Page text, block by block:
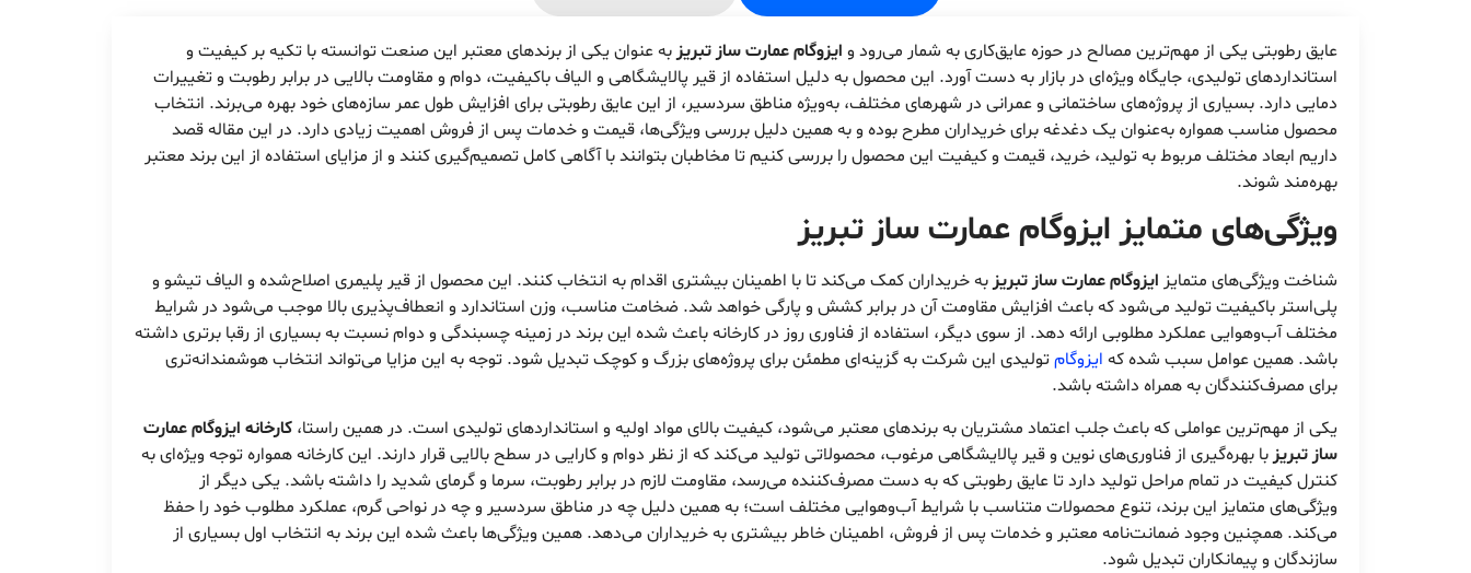
عایق رطوبتی یکی از مهم‌ترین مصالح در حوزه عایق‌کاری به شمار می‌رود و ایزوگام عمارت ساز تبریز به عنوان یکی از برندهای معتبر این صنعت توانسته با تکیه بر کیفیت و
استانداردهای تولیدی، جایگاه ویژه‌ای در بازار به دست آورد. این محصول به دلیل استفاده از قیر پالایشگاهی و الیاف باکیفیت، دوام و مقاومت بالایی در برابر رطوبت و تغییرات
دمایی دارد. بسیاری از پروژه‌های ساختمانی و عمرانی در شهرهای مختلف، به‌ویژه مناطق سردسیر، از این عایق رطوبتی برای افزایش طول عمر سازه‌های خود بهره می‌برند. انتخاب
محصول مناسب همواره به‌عنوان یک دغدغه برای خریداران مطرح بوده و به همین دلیل بررسی ویژگی‌ها، قیمت و خدمات پس از فروش اهمیت زیادی دارد. در این مقاله قصد
داریم ابعاد مختلف مربوط به تولید، خرید، قیمت و کیفیت این محصول را بررسی کنیم تا مخاطبان بتوانند با آگاهی کامل تصمیم‌گیری کنند و از مزایای استفاده از این برند معتبر
بهره‌مند شوند.
ویژگی‌های متمایز ایزوگام عمارت ساز تبریز
شناخت ویژگی‌های متمایز ایزوگام عمارت ساز تبریز به خریداران کمک می‌کند تا با اطمینان بیشتری اقدام به انتخاب کنند. این محصول از قیر پلیمری اصلاح‌شده و الیاف تیشو و
پلی‌استر باکیفیت تولید می‌شود که باعث افزایش مقاومت آن در برابر کشش و پارگی خواهد شد. ضخامت مناسب، وزن استاندارد و انعطاف‌پذیری بالا موجب می‌شود در شرایط
مختلف آب‌وهوایی عملکرد مطلوبی ارائه دهد. از سوی دیگر، استفاده از فناوری روز در کارخانه باعث شده این برند در زمینه چسبندگی و دوام نسبت به بسیاری از رقبا برتری داشته
باشد. همین عوامل سبب شده که ایزوگامتولیدی این شرکت به گزینه‌ای مطمئن برای پروژه‌های بزرگ و کوچک تبدیل شود. توجه به این مزایا می‌تواند انتخاب هوشمندانه‌تری
برای مصرف‌کنندگان به همراه داشته باشد.
یکی از مهم‌ترین عواملی که باعث جلب اعتماد مشتریان به برندهای معتبر می‌شود، کیفیت بالای مواد اولیه و استانداردهای تولیدی است. در همین راستا، کارخانه ایزوگام عمارت
ساز تبریز با بهره‌گیری از فناوری‌های نوین و قیر پالایشگاهی مرغوب، محصولاتی تولید می‌کند که از نظر دوام و کارایی در سطح بالایی قرار دارند. این کارخانه همواره توجه ویژه‌ای به
کنترل کیفیت در تمام مراحل تولید دارد تا عایق رطوبتی که به دست مصرف‌کننده می‌رسد، مقاومت لازم در برابر رطوبت، سرما و گرمای شدید را داشته باشد. یکی دیگر از
ویژگی‌های متمایز این برند، تنوع محصولات متناسب با شرایط آب‌وهوایی مختلف است؛ به همین دلیل چه در مناطق سردسیر و چه در نواحی گرم، عملکرد مطلوب خود را حفظ
می‌کند. همچنین وجود ضمانت‌نامه معتبر و خدمات پس از فروش، اطمینان خاطر بیشتری به خریداران می‌دهد. همین ویژگی‌ها باعث شده این برند به انتخاب اول بسیاری از
سازندگان و پیمانکاران تبدیل شود.